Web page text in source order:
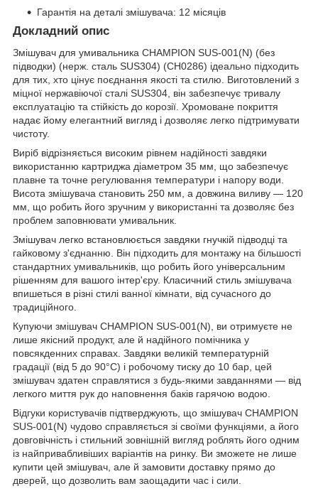
Гарантія на деталі змішувача: 12 місяців
Докладний опис
Змішувач для умивальника CHAMPION SUS-001(N) (без
підводки) (нерж. сталь SUS304) (CH0286) ідеально підходить
для тих, хто цінує поєднання якості та стилю. Виготовлений з
міцної нержавіючої сталі SUS304, він забезпечує тривалу
експлуатацію та стійкість до корозії. Хромоване покриття
надає йому елегантний вигляд і дозволяє легко підтримувати
чистоту.
Виріб відрізняється високим рівнем надійності завдяки
використанню картриджа діаметром 35 мм, що забезпечує
плавне та точне регулювання температури і напору води.
Висота змішувача становить 250 мм, а довжина виливу — 120
мм, що робить його зручним у використанні та дозволяє без
проблем заповнювати умивальник.
Змішувач легко встановлюється завдяки гнучкій підводці та
гайковому з'єднанню. Він підходить для монтажу на більшості
стандартних умивальників, що робить його універсальним
рішенням для вашого інтер'єру. Класичний стиль змішувача
впишеться в різні стилі ванної кімнати, від сучасного до
традиційного.
Купуючи змішувач CHAMPION SUS-001(N), ви отримуєте не
лише якісний продукт, але й надійного помічника у
повсякденних справах. Завдяки великій температурній
градації (від 5 до 90°C) і робочому тиску до 10 бар, цей
змішувач здатен справлятися з будь-якими завданнями — від
легкого миття рук до наповнення баків гарячою водою.
Відгуки користувачів підтверджують, що змішувач CHAMPION
SUS-001(N) чудово справляється зі своїми функціями, а його
довговічність і стильний зовнішній вигляд роблять його одним
із найпривабливіших варіантів на ринку. Ви зможете не лише
купити цей змішувач, але й замовити доставку прямо до
дверей, що дозволить вам заощадити час і сили.